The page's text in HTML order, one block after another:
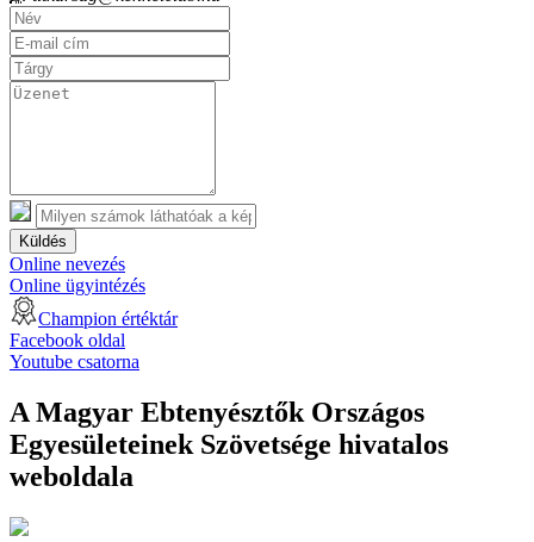
Küldés
Online nevezés
Online ügyintézés
Champion értéktár
Facebook oldal
Youtube csatorna
A Magyar Ebtenyésztők Országos
Egyesületeinek Szövetsége hivatalos
weboldala